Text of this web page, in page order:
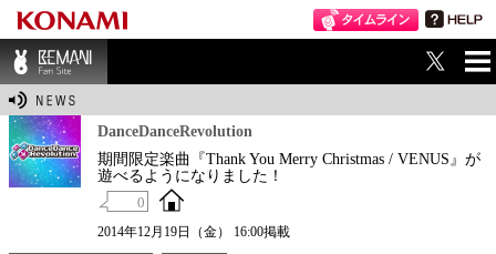
BEMANI Fan Sit
DanceDanceRevolution
期間限定楽曲『Thank You Merry Christmas / VENUS』が
遊べるようになりました！
0
2014年12月19日（金） 16:00掲載